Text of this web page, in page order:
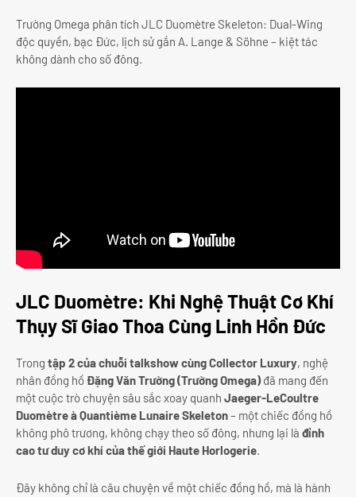
Trường Omega phân tích JLC Duomètre Skeleton: Dual-Wing
độc quyền, bạc Đức, lịch sử gắn A. Lange & Söhne – kiệt tác
không dành cho số đông.
JLC Duomètre: Khi Nghệ Thuật Cơ Khí
Thụy Sĩ Giao Thoa Cùng Linh Hồn Đức
Trong tập 2 của chuỗi talkshow cùng Collector Luxury, nghệ
nhân đồng hồ Đặng Văn Trường (Trường Omega)đã mang đến
một cuộc trò chuyện sâu sắc xoay quanh Jaeger-LeCoultre
Duomètre à Quantième Lunaire Skeleton– một chiếc đồng hồ
không phô trương, không chạy theo số đông, nhưng lại là đỉnh
cao tư duy cơ khí của thế giới Haute Horlogerie.
Đây không chỉ là câu chuyện về một chiếc đồng hồ, mà là hành